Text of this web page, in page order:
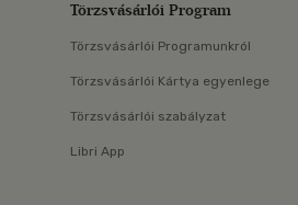
Törzsvásárlói Program
Törzsvásárlói Programunkról
Törzsvásárlói Kártya egyenlege
Törzsvásárlói szabályzat
Libri App